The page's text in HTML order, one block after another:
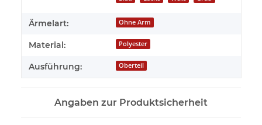
Ärmelart: Ohne Arm
Material: Polyester
Ausführung: Oberteil
Angaben zur Produktsicherheit